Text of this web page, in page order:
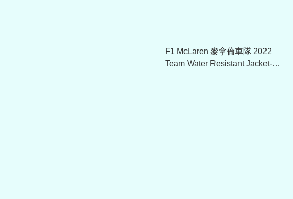
F1 McLaren 麥拿倫車隊 2022
Team Water Resistant Jacket-